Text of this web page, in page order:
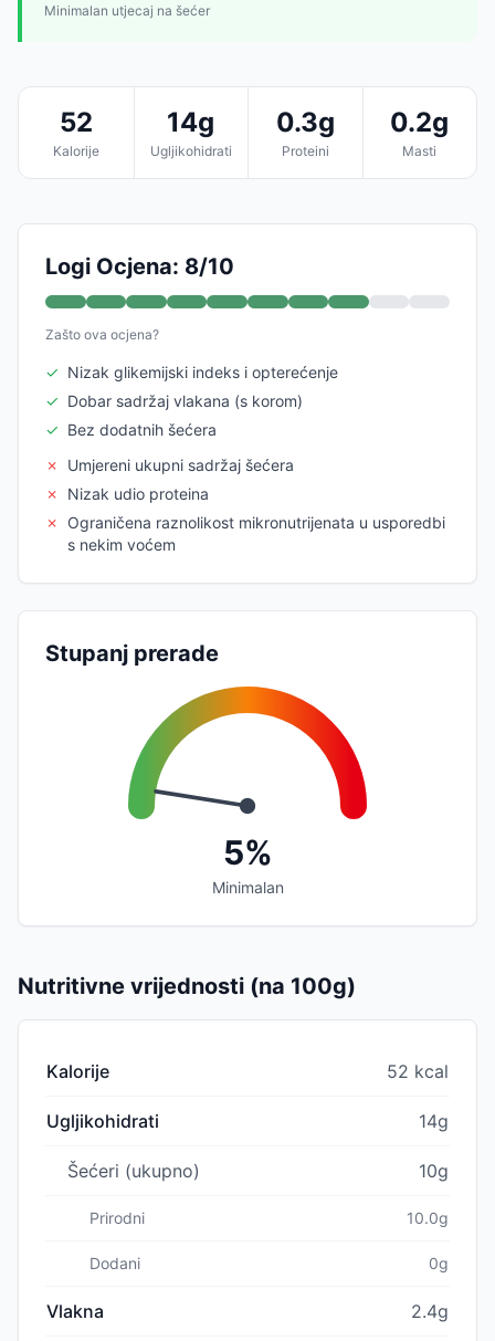
Minimalan utjecaj na šećer
52
Kalorije
14g
Ugljikohidrati
0.3g
Proteini
0.2g
Masti
Logi Ocjena: 8/10
Zašto ova ocjena?
✓ Nizak glikemijski indeks i opterećenje
✓ Dobar sadržaj vlakana (s korom)
✓ Bez dodatnih šećera
✗
Umjereni ukupni sadržaj šećera
✗
Nizak udio proteina
✗
Ograničena raznolikost mikronutrijenata u usporedbi
s nekim voćem
Stupanj prerade
5%
Minimalan
Nutritivne vrijednosti (na 100g)
Kalorije 52 kcal
Ugljikohidrati 14g
Šećeri (ukupno) 10g
Prirodni 10.0g
Dodani 0g
Vlakna 2.4g